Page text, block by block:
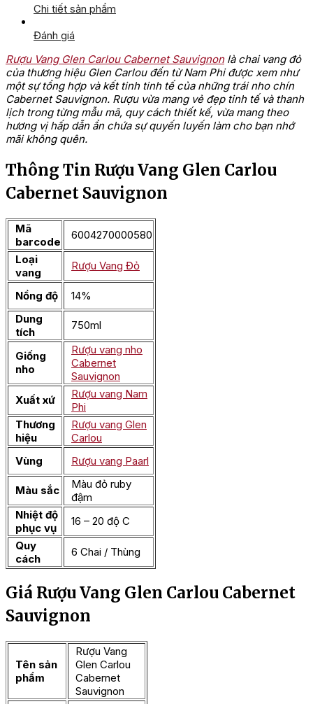
Chi tiết sản phẩm
Đánh giá
Rượu Vang Glen Carlou Cabernet Sauvignonlà chai vang đỏ
của thương hiệu Glen Carlou đến từ Nam Phi được xem như
một sự tổng hợp và kết tinh tinh tế của những trái nho chín
Cabernet Sauvignon. Rượu vừa mang vẻ đẹp tinh tế và thanh
lịch trong từng mẫu mã, quy cách thiết kế, vừa mang theo
hương vị hấp dẫn ẩn chứa sự quyến luyến làm cho bạn nhớ
mãi không quên.
Thông Tin Rượu Vang Glen Carlou
Cabernet Sauvignon
Mã
barcode
6004270000580
Loại
vang
Rượu Vang Đỏ
Nồng độ
14%
Dung
tích
750ml
Giống
nho
Rượu vang nho
Cabernet
Sauvignon
Xuất xứ
Rượu vang Nam
Phi
Thương
hiệu
Rượu vang Glen
Carlou
Vùng
Rượu vang Paarl
Màu sắc
Màu đỏ ruby
đậm
Nhiệt độ
phục vụ
16 – 20 độ C
Quy
cách
6 Chai / Thùng
Giá Rượu Vang Glen Carlou Cabernet
Sauvignon
Tên sản
phẩm
Rượu Vang
Glen Carlou
Cabernet
Sauvignon